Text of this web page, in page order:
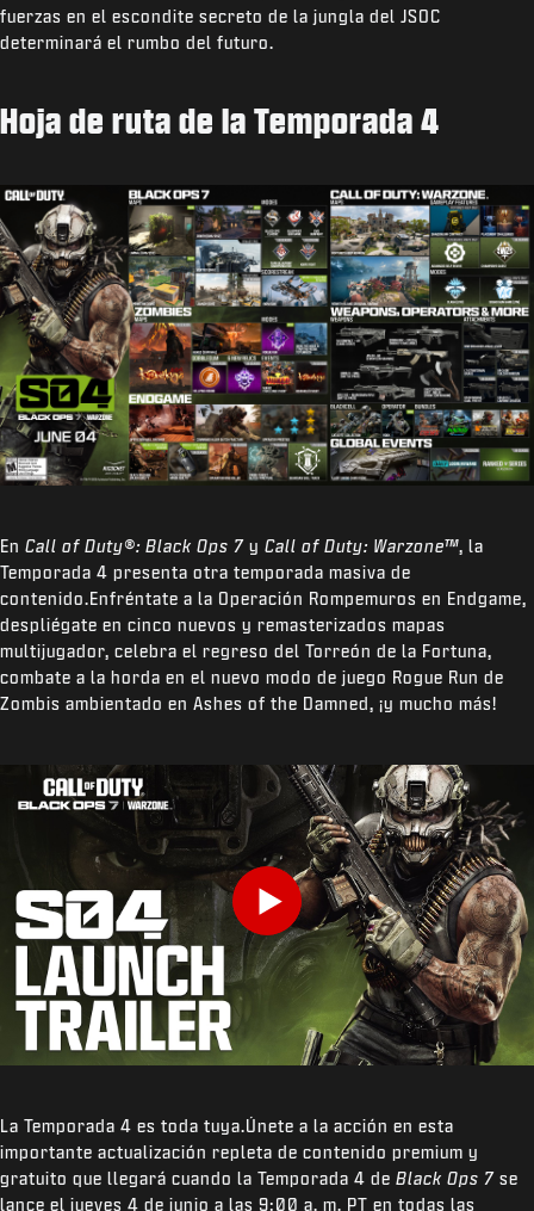
fuerzas en el escondite secreto de la jungla del JSOC
determinará el rumbo del futuro.
Hoja de ruta de la Temporada 4
En Call of Duty®: Black Ops 7 y Call of Duty: Warzone™, la
Temporada 4 presenta otra temporada masiva de
contenido.Enfréntate a la Operación Rompemuros en Endgame,
despliégate en cinco nuevos y remasterizados mapas
multijugador, celebra el regreso del Torreón de la Fortuna,
combate a la horda en el nuevo modo de juego Rogue Run de
Zombis ambientado en Ashes of the Damned, ¡y mucho más!
La Temporada 4 es toda tuya.Únete a la acción en esta
importante actualización repleta de contenido premium y
gratuito que llegará cuando la Temporada 4 de Black Ops 7 se
lance el jueves 4 de junio a las 9:00 a. m. PT en todas las